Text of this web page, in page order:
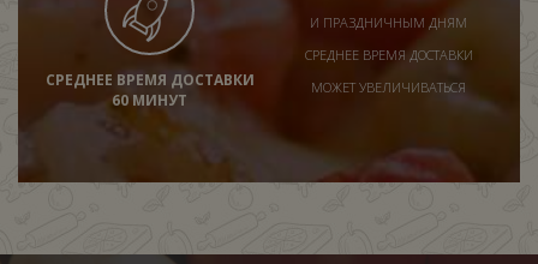
СРЕДНЕЕ ВРЕМЯ ДОСТАВКИ
60 МИНУТ
И ПРАЗДНИЧНЫМ ДНЯМ
СРЕДНЕЕ ВРЕМЯ ДОСТАВКИ
МОЖЕТ УВЕЛИЧИВАТЬСЯ